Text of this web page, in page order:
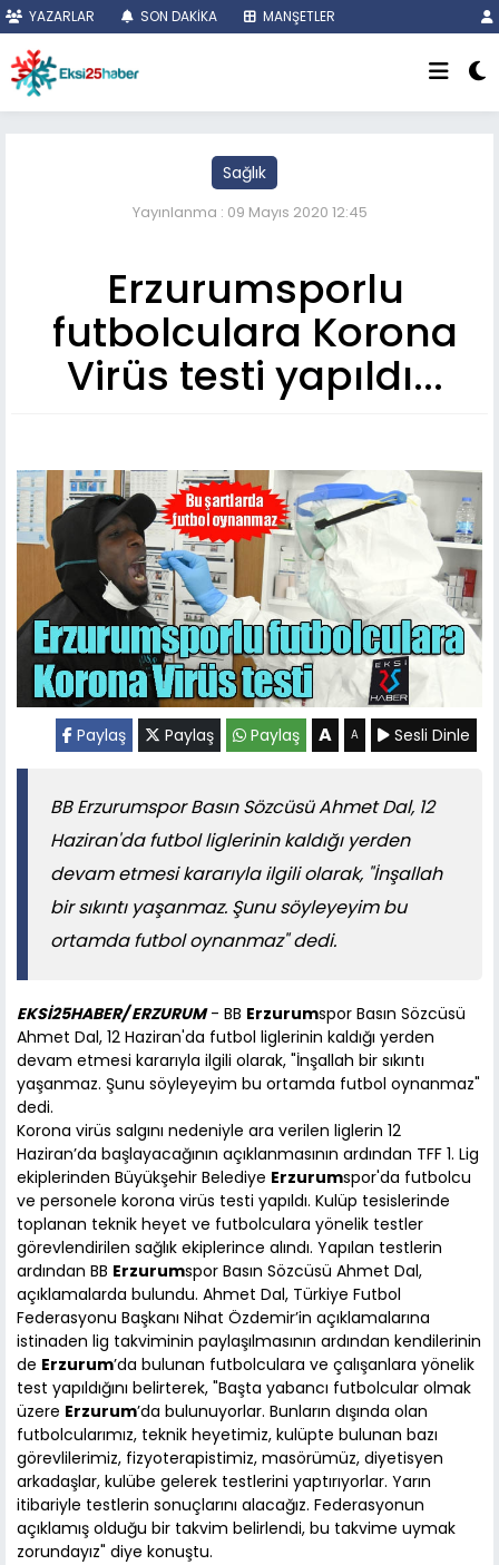
YAZARLAR SON DAKİKA MANŞETLER
Sağlık
Yayınlanma : 09 Mayıs 2020 12:45
Erzurumsporlu
futbolculara Korona
Virüs testi yapıldı...
Paylaş Paylaş Paylaş A A Sesli Dinle
BB Erzurumspor Basın Sözcüsü Ahmet Dal, 12
Haziran'da futbol liglerinin kaldığı yerden
devam etmesi kararıyla ilgili olarak, "İnşallah
bir sıkıntı yaşanmaz. Şunu söyleyeyim bu
ortamda futbol oynanmaz" dedi.
EKSİ25HABER/ ERZURUM- BB Erzurumspor Basın Sözcüsü
Ahmet Dal, 12 Haziran'da futbol liglerinin kaldığı yerden
devam etmesi kararıyla ilgili olarak, "İnşallah bir sıkıntı
yaşanmaz. Şunu söyleyeyim bu ortamda futbol oynanmaz"
dedi.
Korona virüs salgını nedeniyle ara verilen liglerin 12
Haziran’da başlayacağının açıklanmasının ardından TFF 1. Lig
ekiplerinden Büyükşehir Belediye Erzurumspor'da futbolcu
ve personele korona virüs testi yapıldı. Kulüp tesislerinde
toplanan teknik heyet ve futbolculara yönelik testler
görevlendirilen sağlık ekiplerince alındı. Yapılan testlerin
ardından BB Erzurumspor Basın Sözcüsü Ahmet Dal,
açıklamalarda bulundu. Ahmet Dal, Türkiye Futbol
Federasyonu Başkanı Nihat Özdemir’in açıklamalarına
istinaden lig takviminin paylaşılmasının ardından kendilerinin
de Erzurum’da bulunan futbolculara ve çalışanlara yönelik
test yapıldığını belirterek, "Başta yabancı futbolcular olmak
üzere Erzurum’da bulunuyorlar. Bunların dışında olan
futbolcularımız, teknik heyetimiz, kulüpte bulunan bazı
görevlilerimiz, fizyoterapistimiz, masörümüz, diyetisyen
arkadaşlar, kulübe gelerek testlerini yaptırıyorlar. Yarın
itibariyle testlerin sonuçlarını alacağız. Federasyonun
açıklamış olduğu bir takvim belirlendi, bu takvime uymak
zorundayız" diye konuştu.